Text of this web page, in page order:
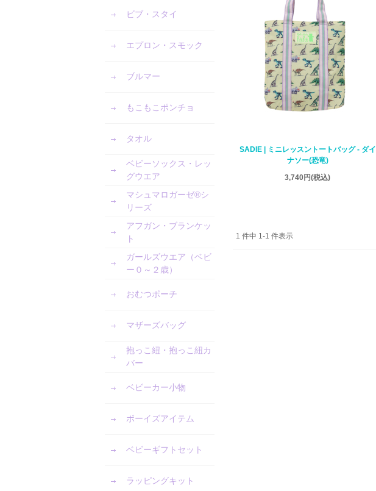
ビブ・スタイ
エプロン・スモック
ブルマー
もこもこポンチョ
タオル
ベビーソックス・レッ
グウエア
マシュマロガーゼ®︎シ
リーズ
アフガン・ブランケッ
ト
ガールズウエア（ベビ
ー０～２歳）
おむつポーチ
マザーズバッグ
抱っこ紐・抱っこ紐カ
バー
ベビーカー小物
ボーイズアイテム
ベビーギフトセット
ラッピングキット
SADIE | ミニレッスントートバッグ - ダイ
ナソー(恐竜)
3,740円(税込)
1 件中 1-1 件表示